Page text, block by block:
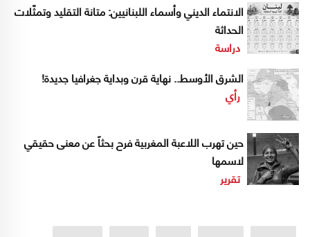
الانتماء الديني وأسماء اللبنانيين: متانة التقليد وتمثّلات
الحداثة
دراسة
الشرق الأوسط.. نهاية قرن وبداية جغرافيا جديدة!
رأي
حين تهرب اللاعبة المغربية فرح بحثاً عن معنى حقيقي
لاسمها
تقرير